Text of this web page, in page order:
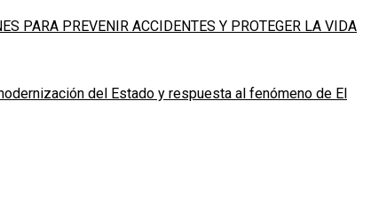
PARA PREVENIR ACCIDENTES Y PROTEGER LA VIDA
del Estado y respuesta al fenómeno de El